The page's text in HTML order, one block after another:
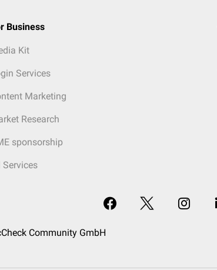
Business
Kit
Services
Marketing
Research
sponsorship
Services
Community GmbH